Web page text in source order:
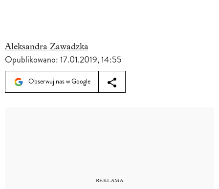
Aleksandra Zawadzka
Opublikowano:17.01.2019, 14:55
Obserwuj nas w Google